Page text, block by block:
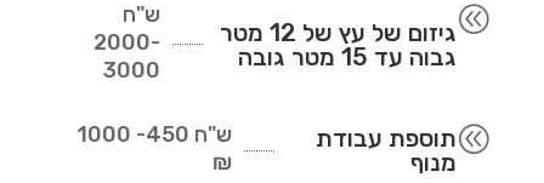
@
גיזום של עץ של 12 מטר
גבוה עד 15 מטר גובה
ש"ח
2000-
3000
@תוספת עבודת
מנוף
ש"ח
450- 1000
₪